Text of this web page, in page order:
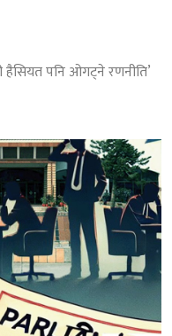
हैसियत पनि ओगट्ने रणनीति’